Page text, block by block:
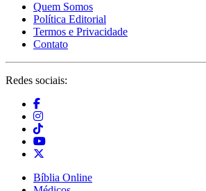
Quem Somos
Política Editorial
Termos e Privacidade
Contato
Redes sociais:
Bíblia Online